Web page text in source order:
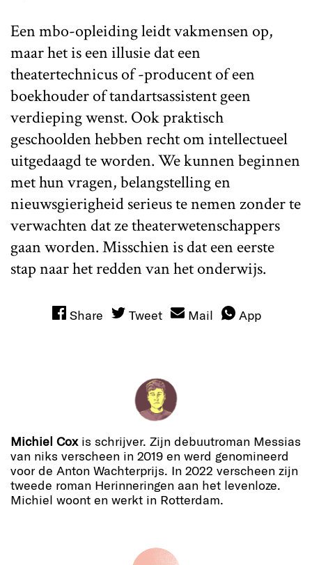
Een mbo-opleiding leidt vakmensen op,
maar het is een illusie dat een
theatertechnicus of -producent of een
boekhouder of tandartsassistent geen
verdieping wenst. Ook praktisch
geschoolden hebben recht om intellectueel
uitgedaagd te worden. We kunnen beginnen
met hun vragen, belangstelling en
nieuwsgierigheid serieus te nemen zonder te
verwachten dat ze theaterwetenschappers
gaan worden. Misschien is dat een eerste
stap naar het redden van het onderwijs.
Share Tweet Mail App
Michiel Coxis schrijver. Zijn debuutroman Messias
van niks verscheen in 2019 en werd genomineerd
voor de Anton Wachterprijs. In 2022 verscheen zijn
tweede roman Herinneringen aan het levenloze.
Michiel woont en werkt in Rotterdam.